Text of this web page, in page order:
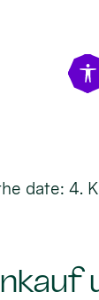
date: 4.